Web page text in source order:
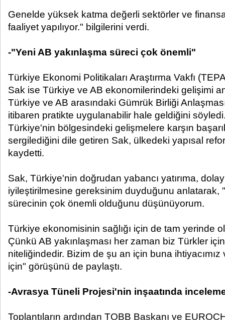
Genelde yüksek katma değerli sektörler ve
faaliyet yapılıyor." bilgilerini verdi.
-"Yeni AB yakınlaşma süreci çok önemli"
Türkiye Ekonomi Politikaları Araştırma Vakfı
Sak ise Türkiye ve AB ekonomilerindeki gelişimi
Türkiye ve AB arasındaki Gümrük Birliği
itibaren pratikte uygulanabilir hale geldiğini
Türkiye'nin bölgesindeki gelişmelere karşın
sergilediğini dile getiren Sak, ülkedeki yapısal
kaydetti.
Sak, Türkiye'nin doğrudan yabancı yatırıma,
iyileştirilmesine gereksinim duyduğunu anlatarak,
sürecinin çok önemli olduğunu düşünüyorum.
Türkiye ekonomisinin sağlığı için de tam yerinde
Çünkü AB yakınlaşması her zaman biz Türkler
niteliğindedir. Bizim de şu an için buna
için" görüşünü de paylaştı.
-Avrasya Tüneli Projesi'nin inşaatında
Toplantıların ardından TOBB Başkanı ve